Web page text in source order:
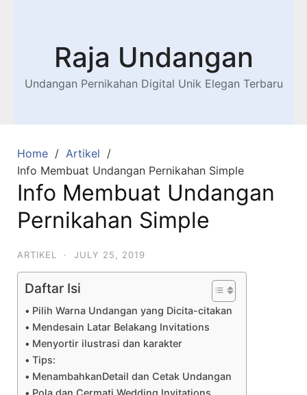
Raja Undangan
Undangan Pernikahan Digital Unik Elegan Terbaru
Home
Artikel
Info Membuat Undangan Pernikahan Simple
Info Membuat Undangan
Pernikahan Simple
ARTIKEL · JULY 25, 2019
Daftar Isi
Pilih Warna Undangan yang Dicita-citakan
Mendesain Latar Belakang Invitations
Menyortir ilustrasi dan karakter
Tips:
MenambahkanDetail dan Cetak Undangan
Pola dan Cermati Wedding Invitations